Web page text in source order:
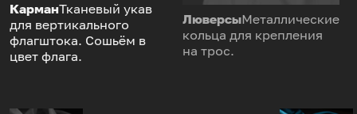
КарманТканевый укав
для вертикального
флагштока. Сошьём в
цвет флага.
ЛюверсыМеталлические
кольца для крепления
на трос.